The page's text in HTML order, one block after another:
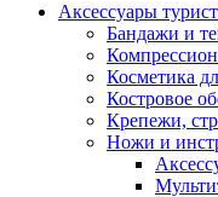
Аксессуары
Бандажи и
Косметика
Костровое
Крепежи,
Ножи и